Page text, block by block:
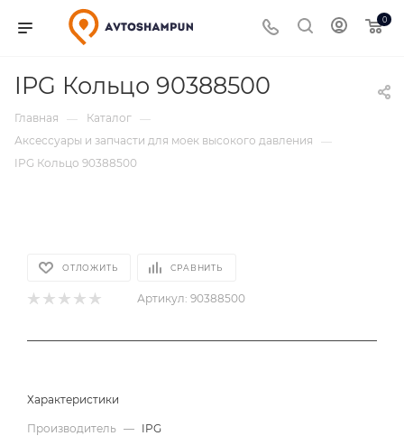
0
IPG Кольцо 90388500
Главная — Каталог —
Аксессуары и запчасти для моек высокого давления
—
IPG Кольцо 90388500
ОТЛОЖИТЬ СРАВНИТЬ
Артикул: 90388500
Характеристики
Производитель — IPG